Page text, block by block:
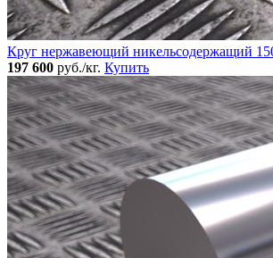
Круг нержавеющий никельсодержащий
197 600 руб./кг. Купить